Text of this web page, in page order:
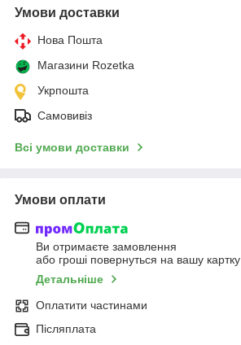
Умови доставки
Нова Пошта
Магазини Rozetka
Укрпошта
Самовивіз
Всі умови доставки
Умови оплати
Ви отримаєте замовлення
або гроші повернуться на вашу картку
Детальніше
Оплатити частинами
Післяплата